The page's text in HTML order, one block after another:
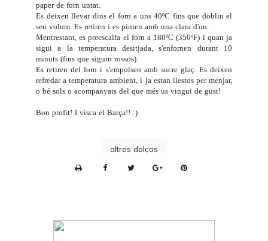
paper de forn untat.
Es deixen llevar dins el forn a uns 40ºC fins que doblin el
seu volum. Es retiren i es pinten amb una clara d'ou.
Mentrestant, es preescalfa el forn a 180ºC (350ºF) i quan ja
sigui a la temperatura desitjada, s'enfornen durant 10
minuts (fins que siguin rossos).
Es retiren del forn i s'empolsen amb sucre glaç. Es deixen
refredar a temperatura ambient, i ja estan llestos per menjar,
o bé sols o acompanyats del que més us vingui de gust!
Bon profit! I visca el Barça!! :)
altres dolços
n